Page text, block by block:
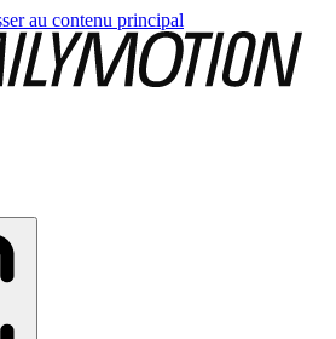
au contenu principal